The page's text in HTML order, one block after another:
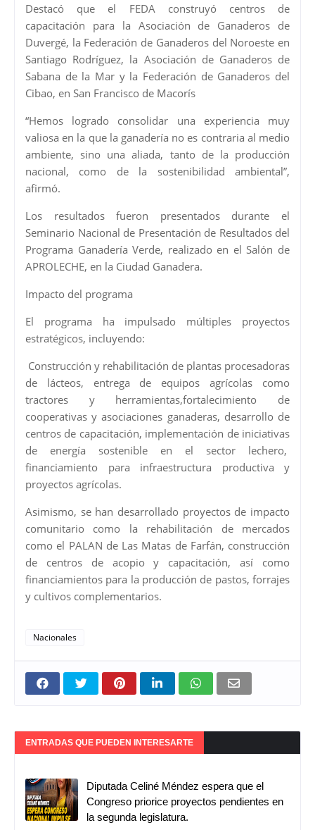
Destacó que el FEDA construyó centros de
capacitación para la Asociación de Ganaderos de
Duvergé, la Federación de Ganaderos del Noroeste en
Santiago Rodríguez, la Asociación de Ganaderos de
Sabana de la Mar y la Federación de Ganaderos del
Cibao, en San Francisco de Macorís
“Hemos logrado consolidar una experiencia muy
valiosa en la que la ganadería no es contraria al medio
ambiente, sino una aliada, tanto de la producción
nacional, como de la sostenibilidad ambiental”,
afirmó.
Los resultados fueron presentados durante el
Seminario Nacional de Presentación de Resultados del
Programa Ganadería Verde, realizado en el Salón de
APROLECHE, en la Ciudad Ganadera.
Impacto del programa
El programa ha impulsado múltiples proyectos
estratégicos, incluyendo:
Construcción y rehabilitación de plantas procesadoras
de lácteos, entrega de equipos agrícolas como
tractores y herramientas,fortalecimiento de
cooperativas y asociaciones ganaderas, desarrollo de
centros de capacitación, implementación de iniciativas
de energía sostenible en el sector lechero,
financiamiento para infraestructura productiva y
proyectos agrícolas.
Asimismo, se han desarrollado proyectos de impacto
comunitario como la rehabilitación de mercados
como el PALAN de Las Matas de Farfán, construcción
de centros de acopio y capacitación, así como
financiamientos para la producción de pastos, forrajes
y cultivos complementarios.
Nacionales
ENTRADAS QUE PUEDEN INTERESARTE
Diputada Celiné Méndez espera que el
Congreso priorice proyectos pendientes en
la segunda legislatura.